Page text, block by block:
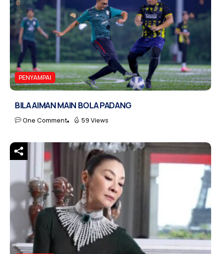
PENYAMPAI
BILA AIMAN MAIN BOLA PADANG
One Comment 59 Views